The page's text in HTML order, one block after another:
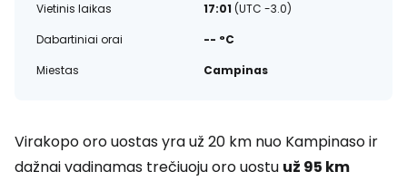
Vietinis laikas
17:01 (UTC -3.0)
Dabartiniai orai
-- °C
Miestas
Campinas
Virakopo oro uostas yra už 20 km nuo Kampinaso ir
dažnai vadinamas trečiuoju oro uostu už 95 km